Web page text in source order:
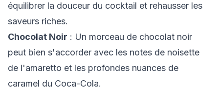
équilibrer la douceur du cocktail et rehausser les
saveurs riches.
Chocolat Noir : Un morceau de chocolat noir
peut bien s'accorder avec les notes de noisette
de l'amaretto et les profondes nuances de
caramel du Coca-Cola.